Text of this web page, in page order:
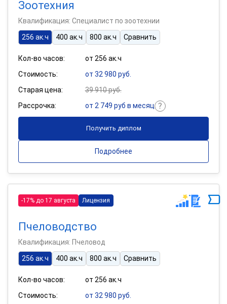
Зоотехния
Квалификация: Специалист по зоотехнии
256 ак.ч
400 ак.ч 800 ак.ч Сравнить
Кол-во часов:
от 256 ак.ч
Стоимость:
от 32 980 руб.
Старая цена:
39 910 руб.
Рассрочка:
от 2 749 руб в месяц
Получить диплом
Подробнее
-17% до 17 августа Лицензия
Пчеловодство
Квалификация: Пчеловод
256 ак.ч
400 ак.ч 800 ак.ч Сравнить
Кол-во часов:
от 256 ак.ч
Стоимость:
от 32 980 руб.